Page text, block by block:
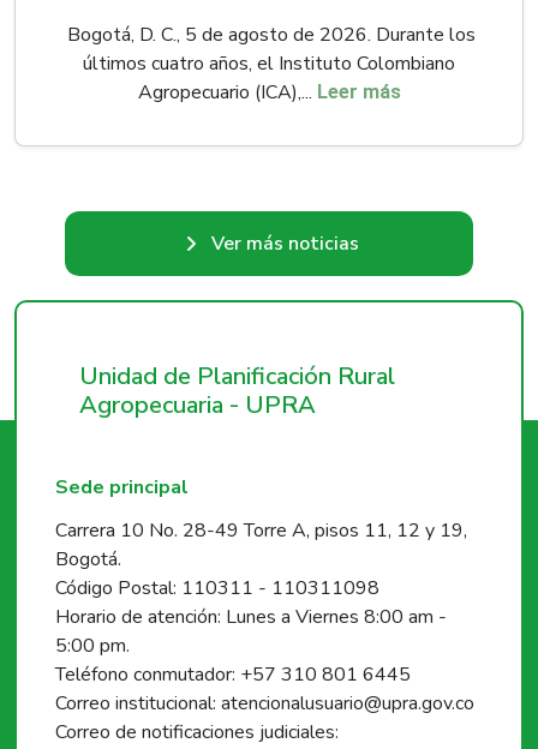
Bogotá, D. C., 5 de agosto de 2026. Durante los
últimos cuatro años, el Instituto Colombiano
Agropecuario (ICA),... Leer más
Ver más noticias
Unidad de Planificación Rural
Agropecuaria - UPRA
Sede principal
Carrera 10 No. 28-49 Torre A, pisos 11, 12 y 19,
Bogotá.
Código Postal: 110311 - 110311098
Horario de atención: Lunes a Viernes 8:00 am -
5:00 pm.
Teléfono conmutador: +57 310 801 6445
Correo institucional: atencionalusuario@upra.gov.co
Correo de notificaciones judiciales: